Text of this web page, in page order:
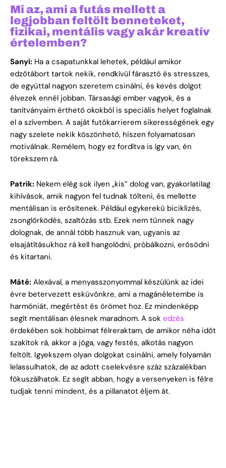
Mi az, ami a futás mellett a
legjobban feltölt benneteket,
fizikai, mentális vagy akár kreatív
értelemben?
Sanyi: Ha a csapatunkkal lehetek, például amikor
edzőtábort tartok nekik, rendkívül fárasztó és stresszes,
de egyúttal nagyon szeretem csinálni, és kevés dolgot
élvezek ennél jobban. Társasági ember vagyok, és a
tanítványaim érthető okokból is speciális helyet foglalnak
el a szívemben. A saját futókarrierem sikerességének egy
nagy szelete nekik köszönhető, hiszen folyamatosan
motiválnak. Remélem, hogy ez fordítva is így van, én
törekszem rá.
Patrik: Nekem elég sok ilyen „kis” dolog van, gyakorlatilag
kihívások, amik nagyon fel tudnak tölteni, és mellette
mentálisan is erősítenek. Például egykerekű biciklizés,
zsonglőrködés, szaltózás stb. Ezek nem tűnnek nagy
dolognak, de annál több hasznuk van, ugyanis az
elsajátításukhoz rá kell hangolódni, próbálkozni, erősödni
és kitartani.
Máté: Alexával, a menyasszonyommal készülünk az idei
évre betervezett esküvőnkre, ami a magánéletembe is
harmóniát, megértést és örömet hoz. Ez mindenképp
segít mentálisan élesnek maradnom. A sok edzés
érdekében sok hobbimat félreraktam, de amikor néha időt
szakítok rá, akkor a jóga, vagy festés, alkotás nagyon
feltölt. Igyekszem olyan dolgokat csinálni, amely folyamán
lelassulhatok, de az adott cselekvésre száz százalékban
fókuszálhatok. Ez segít abban, hogy a versenyeken is félre
tudjak tenni mindent, és a pillanatot éljem át.